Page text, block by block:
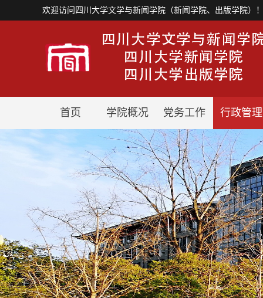
欢迎访问四川大学文学与新闻学院（新闻学院、出版学院）
首页 学院概况 党务工作 行政管理